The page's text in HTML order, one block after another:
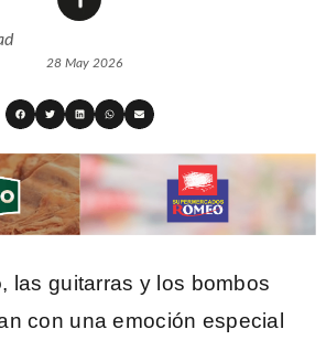
28 May 2026
, las guitarras y los bombos
con una emoción especial